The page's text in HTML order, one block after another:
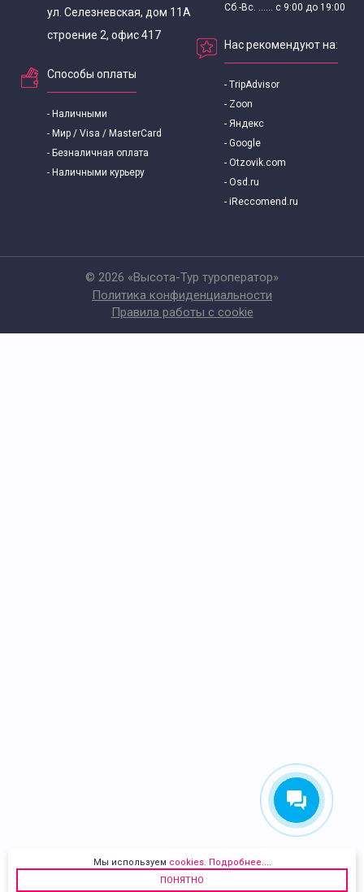
ул. Селезневская, дом 11А
строение 2, офис 417
Способы оплаты
- Наличными
- Мир / Visa / MasterCard
- Безналичная оплата
- Наличными курьеру
Сб.-Вс. ...... с 9:00 до 19:00
Нас рекомендуют на:
- TripAdvisor
- Zoon
- Яндекс
- Google
- Otzovik.com
- Osd.ru
- iReccomend.ru
© 2026 «Высота-Тур туроператор»
Политика конфиденциальности
Правила работы с cookie
Мы используем cookies. Подробнее....
ПОНЯТНО